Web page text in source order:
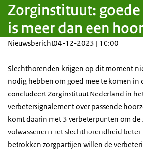
Zorginstituut:
is meer dan een
Nieuwsbericht04-12-2023 | 10:00
Slechthorenden krijgen op dit moment
nodig hebben om goed mee te komen in
concludeert Zorginstituut Nederland in
verbetersignalement over passende
komt daarin met 3 verbeterpunten om de
volwassenen met slechthorendheid beter
betrokken zorgpartijen willen de